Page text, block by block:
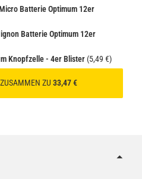
1
AirJet Handventilator Weiß Silber
Batterie Optimum 12er
Batterie Optimum 12er
Knopfzelle - 4er Blister (5,49 €)
ZU 33,47 €